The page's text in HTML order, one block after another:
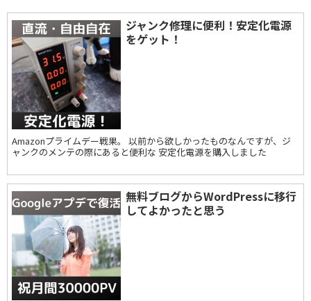
ジャンク修理に便利！安定化電源
をゲット！
Amazonプライムデー戦果。 以前から欲しかったものなんですが、ジ
ャンクのメンテの際にあると便利な 安定化電源を購入しました
無料ブログからWordPressに移行
してよかったと思う